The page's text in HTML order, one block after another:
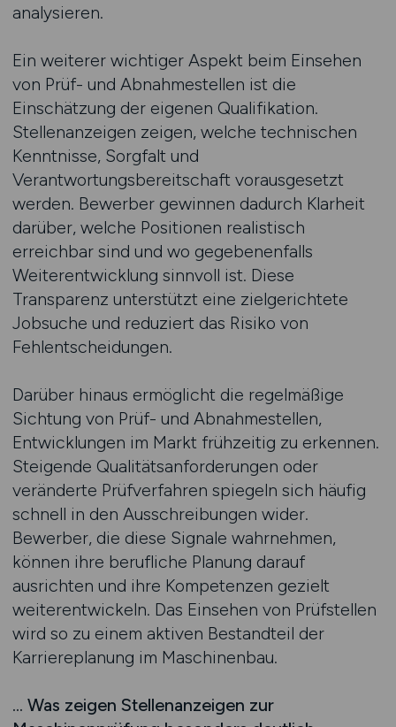
analysieren.
Ein weiterer wichtiger Aspekt beim Einsehen
von Prüf- und Abnahmestellen ist die
Einschätzung der eigenen Qualifikation.
Stellenanzeigen zeigen, welche technischen
Kenntnisse, Sorgfalt und
Verantwortungsbereitschaft vorausgesetzt
werden. Bewerber gewinnen dadurch Klarheit
darüber, welche Positionen realistisch
erreichbar sind und wo gegebenenfalls
Weiterentwicklung sinnvoll ist. Diese
Transparenz unterstützt eine zielgerichtete
Jobsuche und reduziert das Risiko von
Fehlentscheidungen.
Darüber hinaus ermöglicht die regelmäßige
Sichtung von Prüf- und Abnahmestellen,
Entwicklungen im Markt frühzeitig zu erkennen.
Steigende Qualitätsanforderungen oder
veränderte Prüfverfahren spiegeln sich häufig
schnell in den Ausschreibungen wider.
Bewerber, die diese Signale wahrnehmen,
können ihre berufliche Planung darauf
ausrichten und ihre Kompetenzen gezielt
weiterentwickeln. Das Einsehen von Prüfstellen
wird so zu einem aktiven Bestandteil der
Karriereplanung im Maschinenbau.
… Was zeigen Stellenanzeigen zur